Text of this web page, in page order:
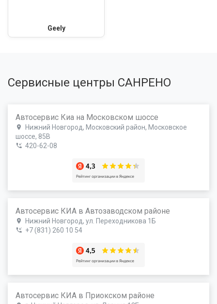
Geely
Сервисные центры САНРЕНО
Автосервис Киа на Московском шоссе
Нижний Новгород, Московский район, Московское
шоссе, 85В
420-62-08
Автосервис КИА в Автозаводском районе
Нижний Новгород, ул. Переходникова 1Б
+7 (831) 260 10 54
Автосервис КИА в Приокском районе